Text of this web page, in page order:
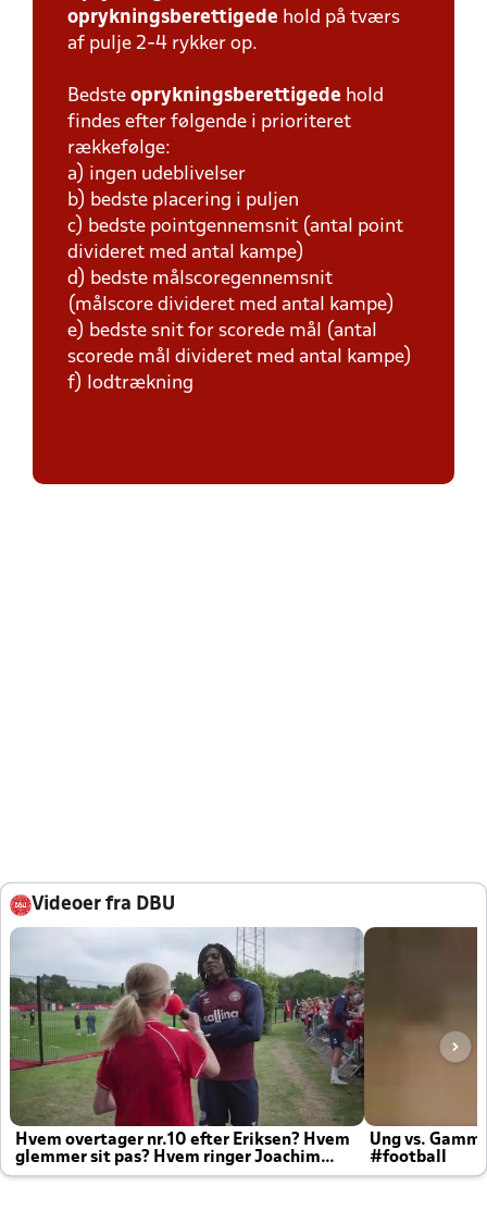
oprykningsberettigede hold på tværs
af pulje 2-4 rykker op.
Bedste oprykningsberettigede hold
findes efter følgende i prioriteret
rækkefølge:
a) ingen udeblivelser
b) bedste placering i puljen
c) bedste pointgennemsnit (antal point
divideret med antal kampe)
d) bedste målscoregennemsnit
(målscore divideret med antal kampe)
e) bedste snit for scorede mål (antal
scorede mål divideret med antal kampe)
f) lodtrækning
Videoer fra DBU
Hvem overtager nr.10 efter Eriksen? Hvem
glemmer sit pas? Hvem ringer Joachim
altid til efter kampe?
Ung vs.
#football